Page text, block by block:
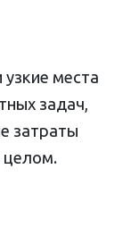
места
задач,
затраты
целом.